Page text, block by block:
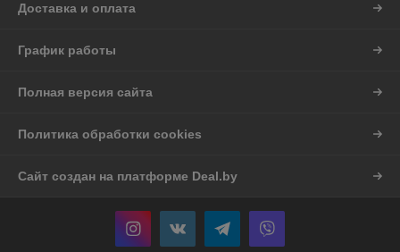
Доставка и оплата
График работы
Полная версия сайта
Политика обработки cookies
Сайт создан на платформе Deal.by